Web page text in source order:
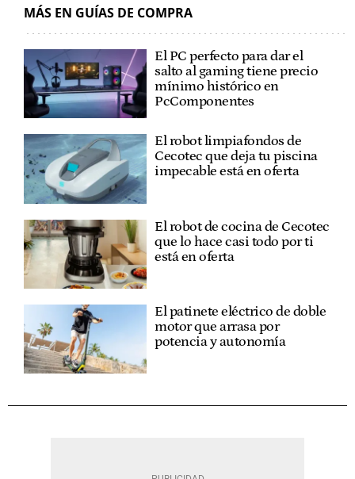
MÁS EN GUÍAS DE COMPRA
El PC perfecto para dar el
salto al gaming tiene precio
mínimo histórico en
PcComponentes
El robot limpiafondos de
Cecotec que deja tu piscina
impecable está en oferta
El robot de cocina de Cecotec
que lo hace casi todo por ti
está en oferta
El patinete eléctrico de doble
motor que arrasa por
potencia y autonomía